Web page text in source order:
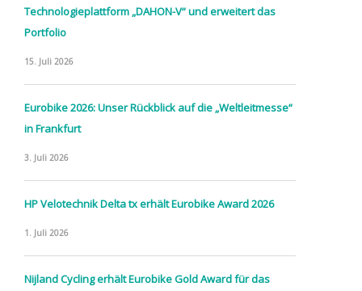
Technologieplattform „DAHON-V“ und erweitert das
Portfolio
15. Juli 2026
Eurobike 2026: Unser Rückblick auf die „Weltleitmesse“
in Frankfurt
3. Juli 2026
HP Velotechnik Delta tx erhält Eurobike Award 2026
1. Juli 2026
Nijland Cycling erhält Eurobike Gold Award für das